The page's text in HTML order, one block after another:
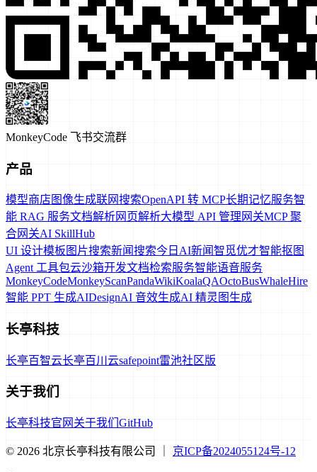
MonkeyCode 飞书交流群
产品
模型商店图像生成联网搜索OpenAPI 转 MCP长期记忆服务智
能 RAG 服务文档解析网页解析大模型 API 管理网关MCP 聚
合网关AI SkillHub
UI 设计模板 图片搜索新闻搜索今日AI新闻智觅优才智能抠图
Agent 工具包云沙箱开发文档检索服务智能语音服务
MonkeyCodeMonkeyScanPandaWikiKoalaQAOctoBusWhaleHire
智能 PPT 生成AIDesignAI 音效生成AI 精灵图生成
长亭科技
长亭百智云长亭百川云safepoint雷池社区版
关于我们
长亭科技官网 关于我们 GitHub
© 2026 北京长亭科技有限公司 ｜ 京ICP备2024055124号-12